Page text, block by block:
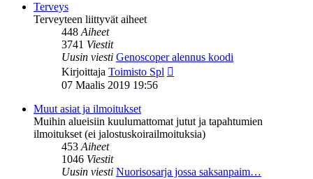
Terveys
Terveyteen liittyvät aiheet
448Aiheet
3741 Viestit
Uusin viesti Genoscoper alennus koodi
Kirjoittaja Toimisto Spl
07 Maalis 2019 19:56
Muut asiat ja ilmoitukset
Muihin alueisiin kuulumattomat jutut ja tapahtumien
ilmoitukset (ei jalostuskoirailmoituksia)
453Aiheet
1046 Viestit
Uusin viesti Nuorisosarja jossa saksanpaim…